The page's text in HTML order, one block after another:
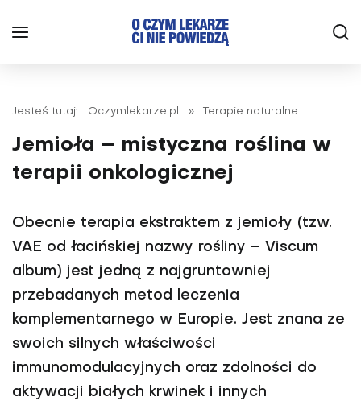
Jesteś tutaj: Oczymlekarze.pl » Terapie naturalne
Jemioła – mistyczna roślina w
terapii onkologicznej
Obecnie terapia ekstraktem z jemioły (tzw.
VAE od łacińskiej nazwy rośliny – Viscum
album) jest jedną z najgruntowniej
przebadanych metod leczenia
komplementarnego w Europie. Jest znana ze
swoich silnych właściwości
immunomodulacyjnych oraz zdolności do
aktywacji białych krwinek i innych